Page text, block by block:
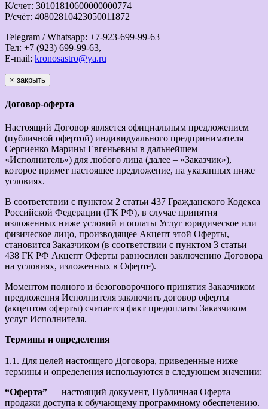
К/счет: 30101810600000000774
Р/счёт: 40802810423050011872
Telegram / Whatsapp: +7-923-699-99-63
Тел: +7 (923) 699-99-63,
E-mail: kronosastro@ya.ru
× закрыть
Договор-оферта
Настоящий Договор является официальным предложением
(публичной офертой) индивидуального предпринимателя
Сергиенко Марины Евгеньевны в дальнейшем
«Исполнитель») для любого лица (далее – «Заказчик»),
которое примет настоящее предложение, на указанных ниже
условиях.
В соответствии с пунктом 2 статьи 437 Гражданского Кодекса
Российской Федерации (ГК РФ), в случае принятия
изложенных ниже условий и оплаты Услуг юридическое или
физическое лицо, производящее Акцепт этой Оферты,
становится Заказчиком (в соответствии с пунктом 3 статьи
438 ГК РФ Акцепт Оферты равносилен заключению Договора
на условиях, изложенных в Оферте).
Моментом полного и безоговорочного принятия Заказчиком
предложения Исполнителя заключить договор оферты
(акцептом оферты) считается факт предоплаты Заказчиком
услуг Исполнителя.
Термины и определения
1.1. Для целей настоящего Договора, приведенные ниже
термины и определения используются в следующем значении:
“Оферта” — настоящий документ, Публичная Оферта
продажи доступа к обучающему программному обеспечению.